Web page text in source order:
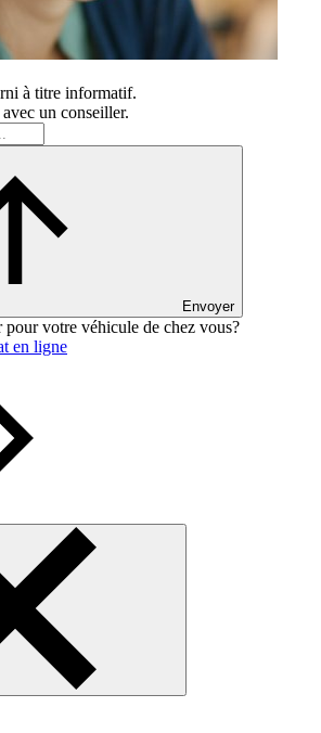
à titre informatif.
un conseiller.
Envoyer
pour votre véhicule de chez vous?
en ligne